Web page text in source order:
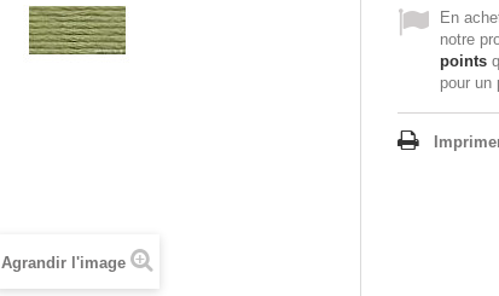
Agrandir l'image
En
notre
points
pour un